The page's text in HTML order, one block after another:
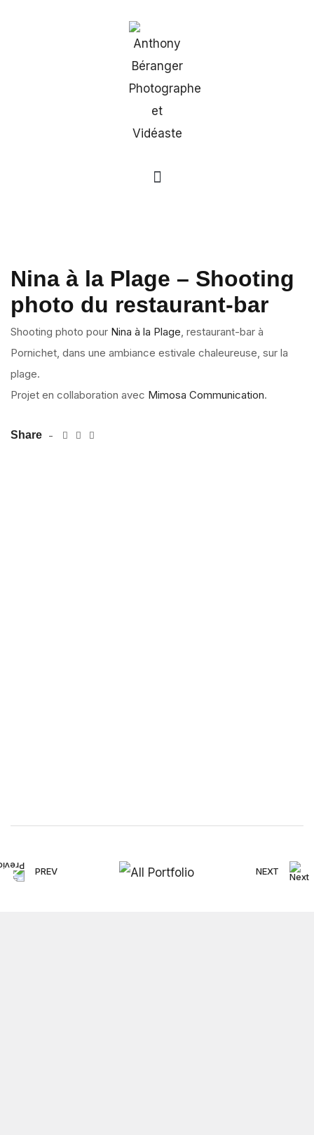
Nina à la Plage – Shooting
photo du restaurant-bar
Shooting photo pour Nina à la Plage, restaurant-bar à
Pornichet, dans une ambiance estivale chaleureuse, sur la
plage.
Projet en collaboration avec Mimosa Communication.
Share
PREV NEXT